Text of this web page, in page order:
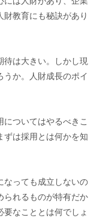
教育にも秘訣があり
は大きい。しかし現
うか。人財成長のポイ
ついてはやるべきこ
ずは採用とは何かを知
っても成立しないの
られるものが特有だか
なこととは何でしょ